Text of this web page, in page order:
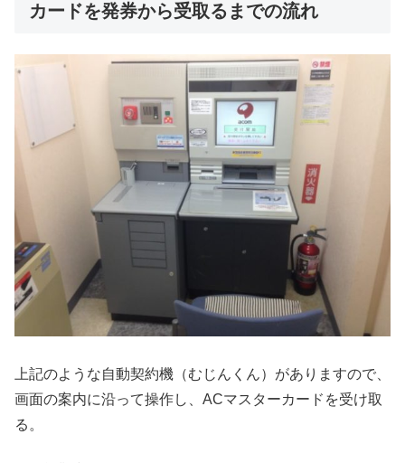
カードを発券から受取るまでの流れ
上記のような自動契約機（むじんくん）がありますので、
画面の案内に沿って操作し、ACマスターカードを受け取
る。